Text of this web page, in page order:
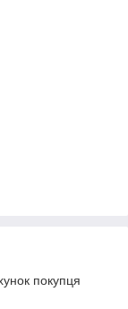
покупця